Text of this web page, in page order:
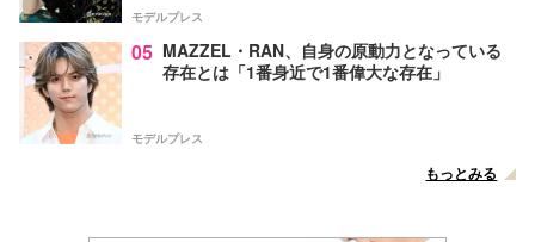
モデルプレス
05 MAZZEL・RAN、自身の原動力となっている
存在とは「1番身近で1番偉大な存在」
モデルプレス
もっとみる